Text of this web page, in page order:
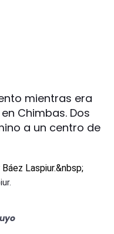
mientras era
Chimbas. Dos
a un centro de